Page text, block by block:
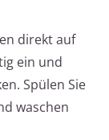
direkt auf
ein und
Spülen Sie
waschen